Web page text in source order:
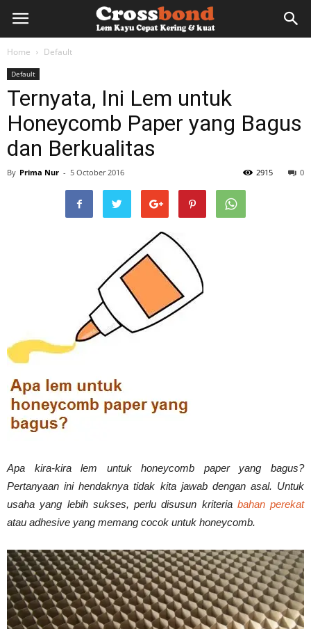
lemkayu.net
Lem
Vinyl
Cepat
Kering,
Kuat
Home Default
Default
Ternyata, Ini Lem untuk
Honeycomb Paper yang Bagus
dan Berkualitas
By Prima Nur - 5 October 2016 0
2915
Apa kira-kira lem untuk honeycomb paper yang bagus?
Pertanyaan ini hendaknya tidak kita jawab dengan asal. Untuk
usaha yang lebih sukses, perlu disusun kriteria bahan perekat
atau adhesive yang memang cocok untuk honeycomb.